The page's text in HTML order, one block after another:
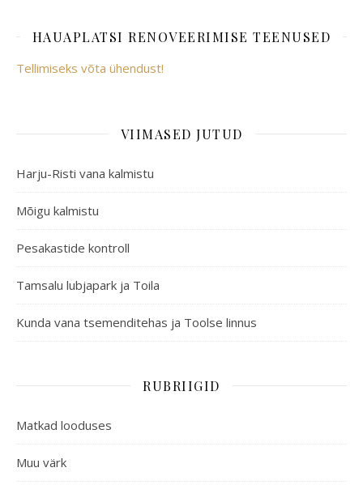
HAUAPLATSI RENOVEERIMISE TEENUSED
Tellimiseks võta ühendust!
VIIMASED JUTUD
Harju-Risti vana kalmistu
Mõigu kalmistu
Pesakastide kontroll
Tamsalu lubjapark ja Toila
Kunda vana tsemenditehas ja Toolse linnus
RUBRIIGID
Matkad looduses
Muu värk